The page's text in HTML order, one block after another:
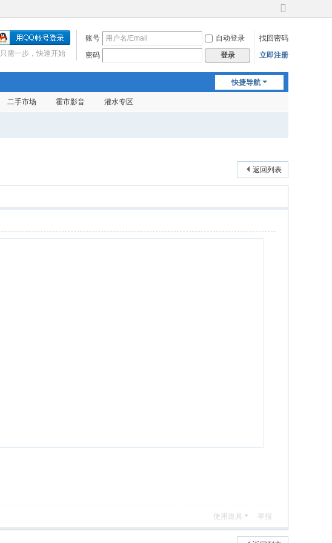
切
到
宽
账号 自动登录
找回密码
密码
登录 立即注册
只需一步，快速开始
快捷导航
二手市场 霍市影音 灌水专区
返回列表
使用道具 举报